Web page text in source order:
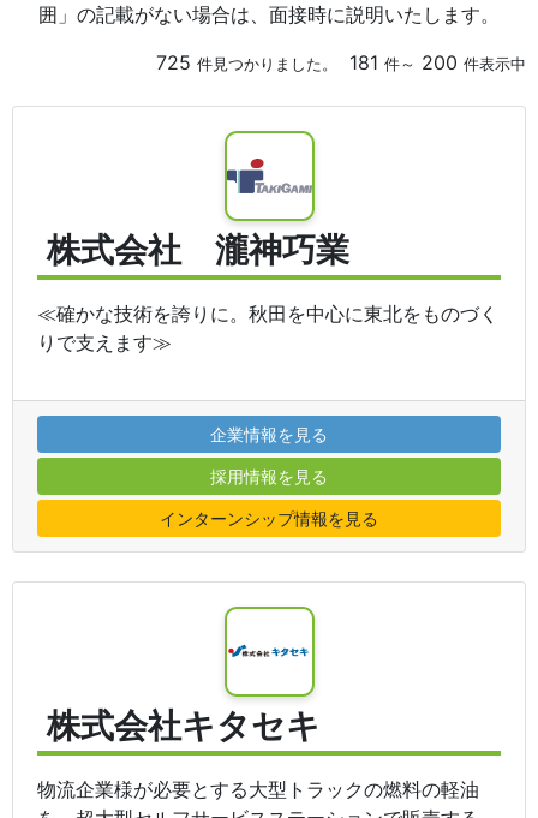
囲」の記載がない場合は、面接時に説明いたします。
725 件見つかりました。 181 件～ 200 件表示中
株式会社 瀧神巧業
≪確かな技術を誇りに。秋田を中心に東北をものづく
りで支えます≫
企業情報を見る
採用情報を見る
インターンシップ情報を見る
株式会社キタセキ
物流企業様が必要とする大型トラックの燃料の軽油